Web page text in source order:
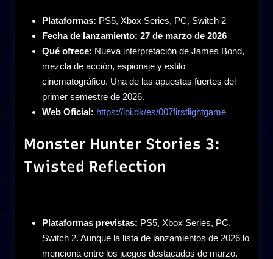
Plataformas: PS5, Xbox Series, PC, Switch 2
Fecha de lanzamiento: 27 de marzo de 2026
Qué ofrece: Nueva interpretación de James Bond,
mezcla de acción, espionaje y estilo
cinematográfico. Una de las apuestas fuertes del
primer semestre de 2026.
Web Oficial: https://ioi.dk/es/007firstlightgame
Monster Hunter Stories 3:
Twisted Reflection
Plataformas previstas: PS5, Xbox Series, PC,
Switch 2. Aunque la lista de lanzamientos de 2026 lo
menciona entre los juegos destacados de marzo.